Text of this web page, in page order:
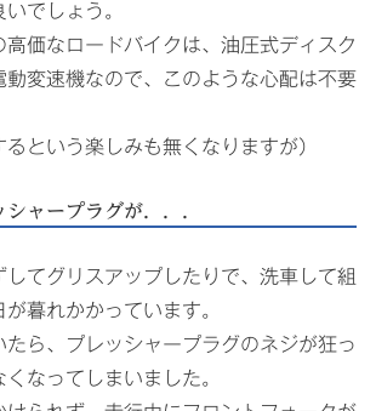
でしょう。
高価なロードバイクは、油圧式ディスク
動変速機なので、このような心配は不要
るという楽しみも無くなりますが）
ャープラグが．．．
してグリスアップしたりで、洗車して組
暮れかかっています。
たら、プレッシャープラグのネジが狂っ
なってしまいました。